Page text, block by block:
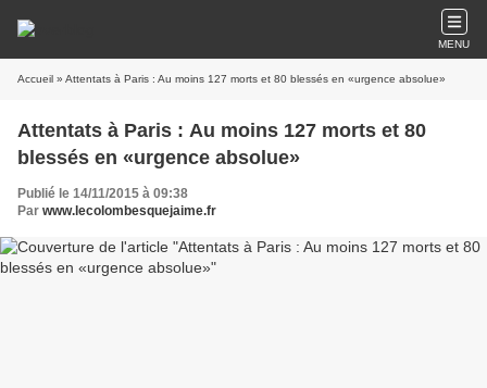
MENU
Accueil » Attentats à Paris : Au moins 127 morts et 80 blessés en «urgence absolue»
Attentats à Paris : Au moins 127 morts et 80
blessés en «urgence absolue»
Publié le 14/11/2015 à 09:38
Par www.lecolombesquejaime.fr